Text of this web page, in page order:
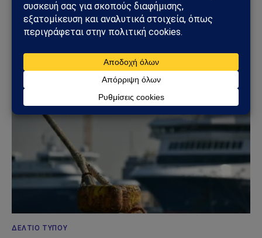
Νομική Δήλωση σχετικά με την Επιθετική Πράξη
του Ισραηλινού Καθεστώτος κατά της Τεχεράνης
και Άλλων Πόλεων της Ισλαμικής Δημοκρατίας
ΔΕΛΤΊΟ ΤΎΠΟΥ